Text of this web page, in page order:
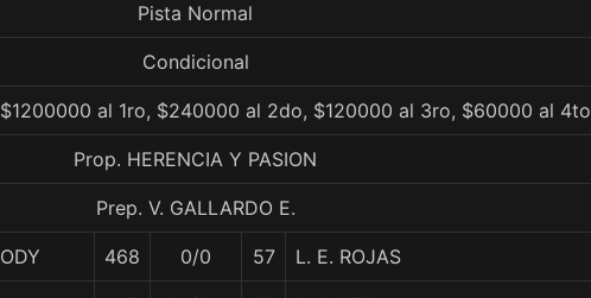
Pista Normal
Condicional
al 1ro, $240000 al 2do, $120000 al 3ro, $60000 al 4to
Prop. HERENCIA Y PASION
Prep. V. GALLARDO E.
468 0/0 57 L. E. ROJAS